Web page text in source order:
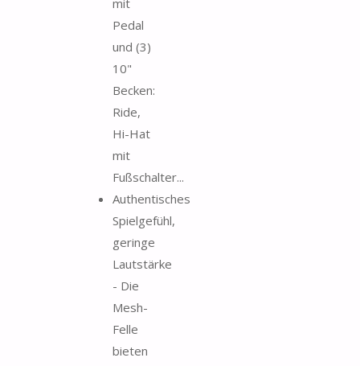
Pedal
und (3)
10"
Becken:
Ride,
Hi-Hat
mit
Fußschalter...
Authentisches
Spielgefühl,
geringe
Lautstärke
- Die
Mesh-
Felle
bieten